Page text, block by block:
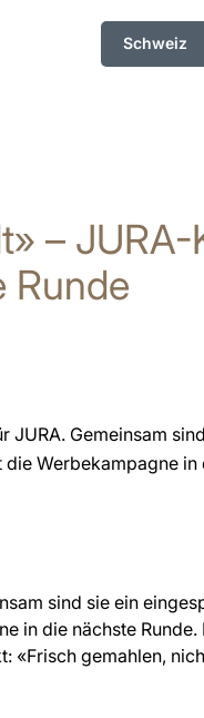
Schweiz
–
Runde
Gemeinsam
Werbekampagne in
sind sie ein
in die nächste
«Frisch gemahlen,